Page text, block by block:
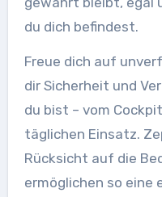
du dich befindest.
Freue dich auf
dir Sicherheit und
du bist – vom
täglichen Einsatz.
Rücksicht auf die
ermöglichen so eine